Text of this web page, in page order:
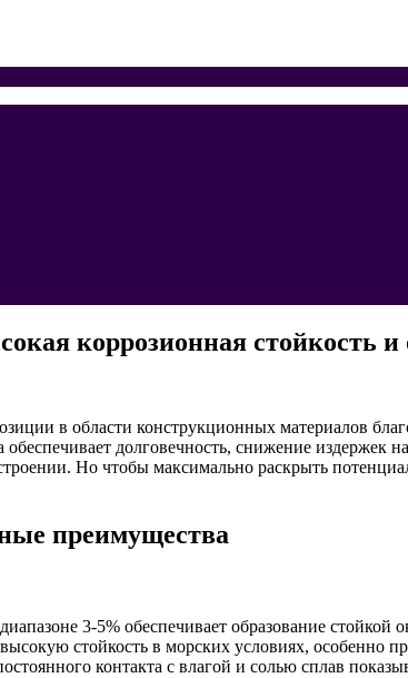
коррозионная стойкость и
в области конструкционных материалов
долговечность, снижение
Но чтобы максимально раскрыть
преимущества
3-5% обеспечивает образование
стойкость в морских условиях, особенно
контакта с влагой и солью сплав